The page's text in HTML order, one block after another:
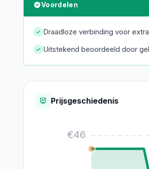
Voordelen
Draadloze verbinding voor
Uitstekend beoordeeld door
Prijsgeschiedenis
€46